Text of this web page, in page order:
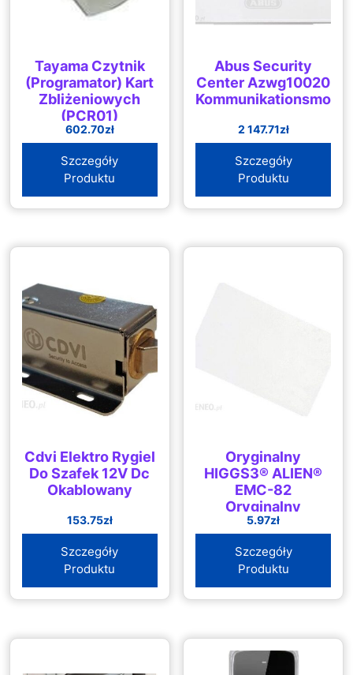
Tayama Czytnik
(Programator) Kart
Zbliżeniowych
(PCR01)
602.70zł
Szczegóły
Produktu
Abus Security
Center Azwg10020
Kommunikationsmodul
2 147.71zł
Szczegóły
Produktu
Cdvi Elektro Rygiel
Do Szafek 12V Dc
Okablowany
153.75zł
Szczegóły
Produktu
Oryginalny
HIGGS3® ALIEN®
EMC-82
Oryginalny
Higgs3® Alien®
512bitów UHF
865MHz
5.97zł
Szczegóły
Produktu